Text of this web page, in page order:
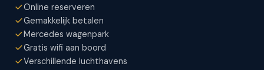
Online reserveren
Gemakkelijk betalen
Mercedes wagenpark
Gratis wifi aan boord
Verschillende luchthavens